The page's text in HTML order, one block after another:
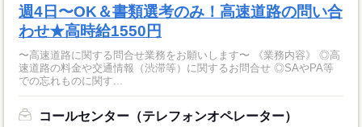
週4日〜OK＆書類選考のみ！高速道路の問い合
わせ★高時給1550円
〜高速道路に関する問合せ業務をお願いします〜 《業務内容》 ◎高
速道路の料金や交通情報（渋滞等）に関するお問合せ ◎SAやPA等
での忘れものに関す...
コールセンター（テレフォンオペレーター）